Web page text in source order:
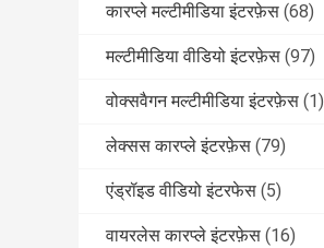
कारप्ले मल्टीमीडिया इंटरफ़ेस (68)
मल्टीमीडिया वीडियो इंटरफ़ेस (97)
वोक्सवैगन मल्टीमीडिया इंटरफ़ेस (1)
लेक्सस कारप्ले इंटरफ़ेस (79)
एंड्रॉइड वीडियो इंटरफेस (5)
वायरलेस कारप्ले इंटरफ़ेस (16)